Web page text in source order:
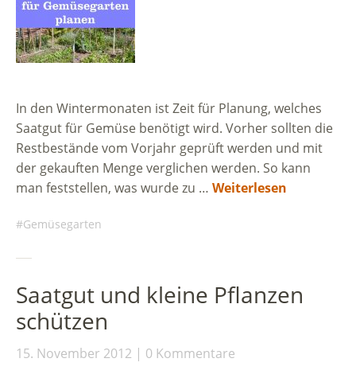
In den Wintermonaten ist Zeit für Planung, welches
Saatgut für Gemüse benötigt wird. Vorher sollten die
Restbestände vom Vorjahr geprüft werden und mit
der gekauften Menge verglichen werden. So kann
man feststellen, was wurde zu … Weiterlesen
Gemüsegarten
Saatgut und kleine Pflanzen
schützen
15. November 2012 0 Kommentare